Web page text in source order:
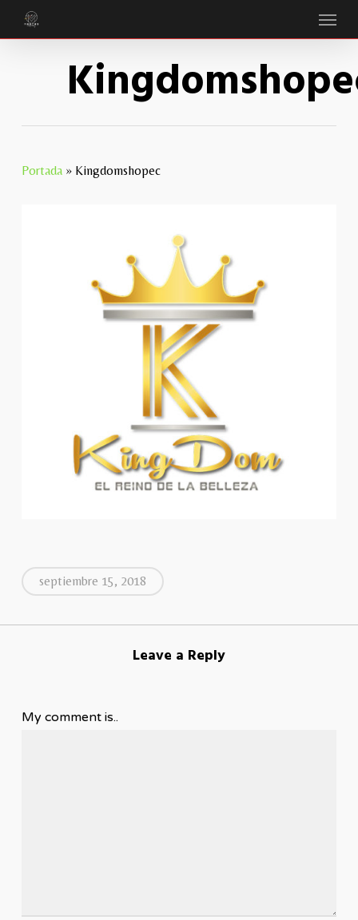
to
Portada» Kingdomshopec
septiembre 15, 2018
Leave a Reply
My comment is..